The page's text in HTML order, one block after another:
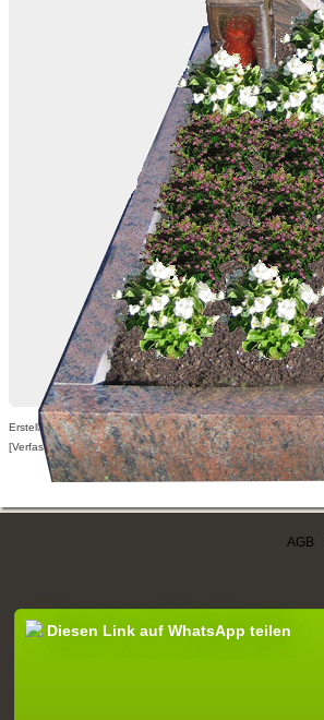
Erstellt am 14.06.2011,
[Verfasser nur für angemeldete Benutzer sichtbar]
AGB
Diesen Link auf WhatsApp teilen